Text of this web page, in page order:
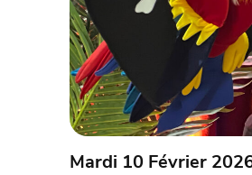
Mardi 10 Février